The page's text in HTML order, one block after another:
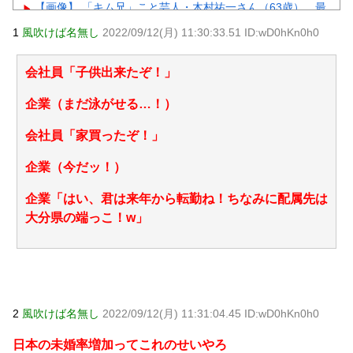
【画像】 「キム兄」こと芸人・木村祐一さん（63歳）、最
騒然！ 「マジで誰かわからん」... NEW!
【凄すぎる】 力士の嫁に美人が多い理由→「これ」だった
ｗｗｗｗｗｗｗ NEW!
【悲報】 楽天、ガチで逝くｗｗｗｗｗｗｗｗｗｗｗｗｗｗ
ｗｗｗｗｗｗ NEW!
【物議】板倉滉”年収7億円”報道にガル民騒然→トピ乱立に
「もういい」の声もｗｗｗ
【完全まとめ】がん保険・医療保険は必要？｜ガル民の本
音とリアル体験談を徹底整理
元AKB社長、22億円申告漏れ 乃木坂46運営会社の株式を
パチンコ京楽産業に譲渡【ノース・リバー】【窪田康志】
元AKB社長、22億円申告漏れ 乃木坂46運営会社の株式を
パチンコ京楽産業に譲渡【ノース・リバー】【窪田康志】
Powered by livedoor 相互RSS
1 風吹けば名無し 2022/09/12(月) 11:30:33.51 ID:wD0hKn0h0
会社員「子供出来たぞ！」
企業（まだ泳がせる…！）
会社員「家買ったぞ！」
企業（今だッ！）
企業「はい、君は来年から転勤ね！ちなみに配属先は
大分県の端っこ！w」
2 風吹けば名無し 2022/09/12(月) 11:31:04.45 ID:wD0hKn0h0
日本の未婚率増加ってこれのせいやろ